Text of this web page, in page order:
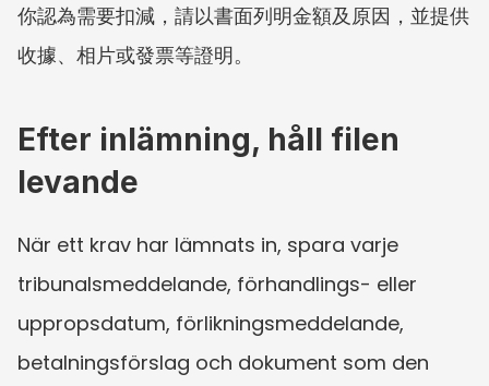
你認為需要扣減，請以書面列明金額及原因，並提供
收據、相片或發票等證明。
Efter inlämning, håll filen
levande
När ett krav har lämnats in, spara varje
tribunalsmeddelande, förhandlings- eller
uppropsdatum, förlikningsmeddelande,
betalningsförslag och dokument som den